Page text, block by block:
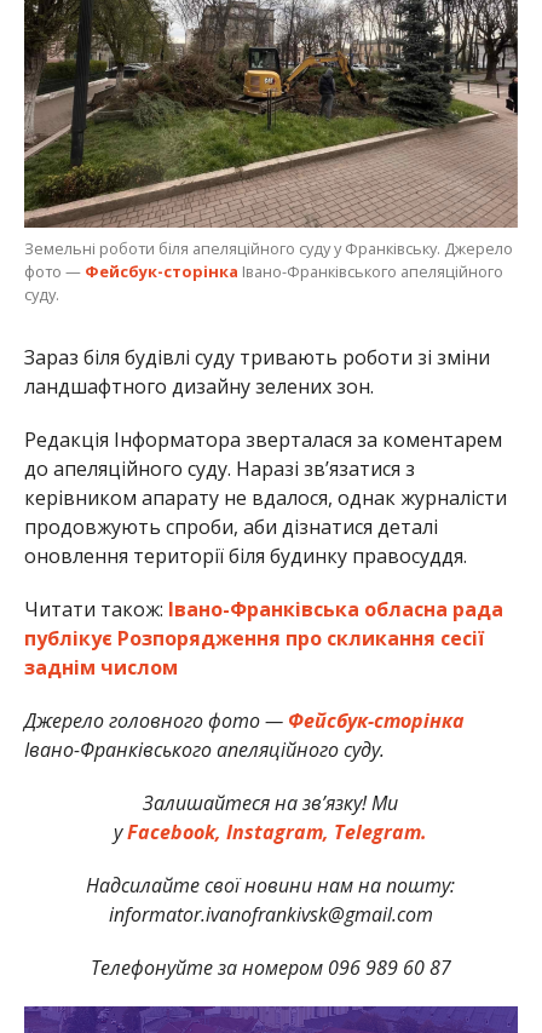
Земельні роботи біля апеляційного суду у Франківську. Джерело
фото — Фейсбук-сторінка Івано-Франківського апеляційного
суду.
Зараз біля будівлі суду тривають роботи зі зміни
ландшафтного дизайну зелених зон.
Редакція Інформатора зверталася за коментарем
до апеляційного суду. Наразі зв’язатися з
керівником апарату не вдалося, однак журналісти
продовжують спроби, аби дізнатися деталі
оновлення території біля будинку правосуддя.
Читати також: Івано-Франківська обласна рада
публікує Розпорядження про скликання сесії
заднім числом
Джерело головного фото — Фейсбук-сторінка
Івано-Франківського апеляційного суду.
Залишайтеся на зв’язку! Ми
уFacebook, Instagram, Telegram.
Надсилайте свої новини нам на пошту:
informator.ivanofrankivsk@gmail.com
Телефонуйте за номером 096 989 60 87